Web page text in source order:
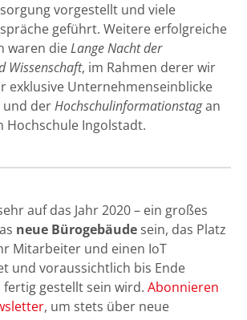
vorgestellt und viele
geführt. Weitere erfolgreiche
waren dieLange Nacht der
Wissenschaft, im Rahmen derer wir
exklusive Unternehmenseinblicke
und derHochschulinformationstagan
Hochschule Ingolstadt.
auf das Jahr 2020 – ein großes
neue Bürogebäude sein, das Platz
Mitarbeiter und einen IoT
und voraussichtlich bis Ende
fertig gestellt sein wird. Abonnieren
, um stets über neue